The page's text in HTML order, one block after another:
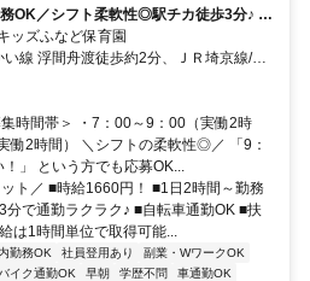
OK／シフト柔軟性◎駅チカ徒歩3分♪ 自
ズふなど保育園
線 浮間舟渡徒歩約2分、ＪＲ埼京線/り
19分、都営三田線 蓮根東口徒歩約23分
）※規定あり 自転車通勤OK（駐輪場あ
時間帯＞ ・7：00～9：00（実働2時
働2時間） ＼シフトの柔軟性◎／ 「9：
」 という方でも応募OK...
ト／ ■時給1660円！ ■1日2時間～勤務
で通勤ラクラク♪ ■自転車通勤OK ■扶
は1時間単位で取得可能...
勤務OK 社員登用あり
副業・WワークOK
バイク通勤OK 早朝 学歴不問
車通勤OK